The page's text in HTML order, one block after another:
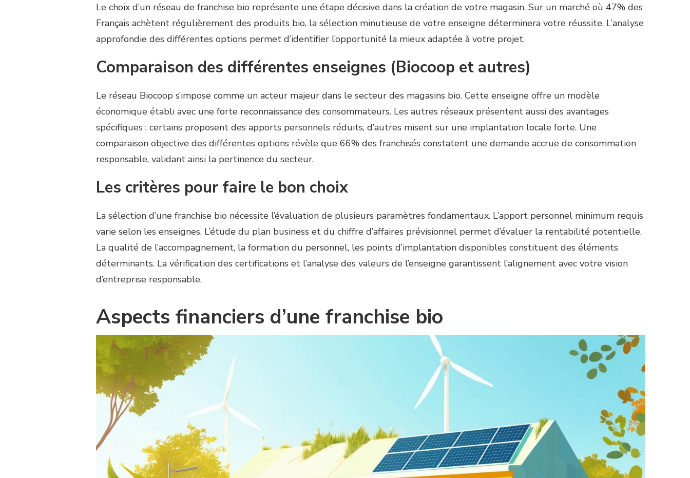
Le choix d’un réseau de franchise bio représente une étape décisive dans la création de votre magasin. Sur un marché où 47% des
Français achètent régulièrement des produits bio, la sélection minutieuse de votre enseigne déterminera votre réussite. L’analyse
approfondie des différentes options permet d’identifier l’opportunité la mieux adaptée à votre projet.
Comparaison des différentes enseignes (Biocoop et autres)
Le réseau Biocoop s’impose comme un acteur majeur dans le secteur des magasins bio. Cette enseigne offre un modèle
économique établi avec une forte reconnaissance des consommateurs. Les autres réseaux présentent aussi des avantages
spécifiques : certains proposent des apports personnels réduits, d’autres misent sur une implantation locale forte. Une
comparaison objective des différentes options révèle que 66% des franchisés constatent une demande accrue de consommation
responsable, validant ainsi la pertinence du secteur.
Les critères pour faire le bon choix
La sélection d’une franchise bio nécessite l’évaluation de plusieurs paramètres fondamentaux. L’apport personnel minimum requis
varie selon les enseignes. L’étude du plan business et du chiffre d’affaires prévisionnel permet d’évaluer la rentabilité potentielle.
La qualité de l’accompagnement, la formation du personnel, les points d’implantation disponibles constituent des éléments
déterminants. La vérification des certifications et l’analyse des valeurs de l’enseigne garantissent l’alignement avec votre vision
d’entreprise responsable.
Aspects financiers d’une franchise bio